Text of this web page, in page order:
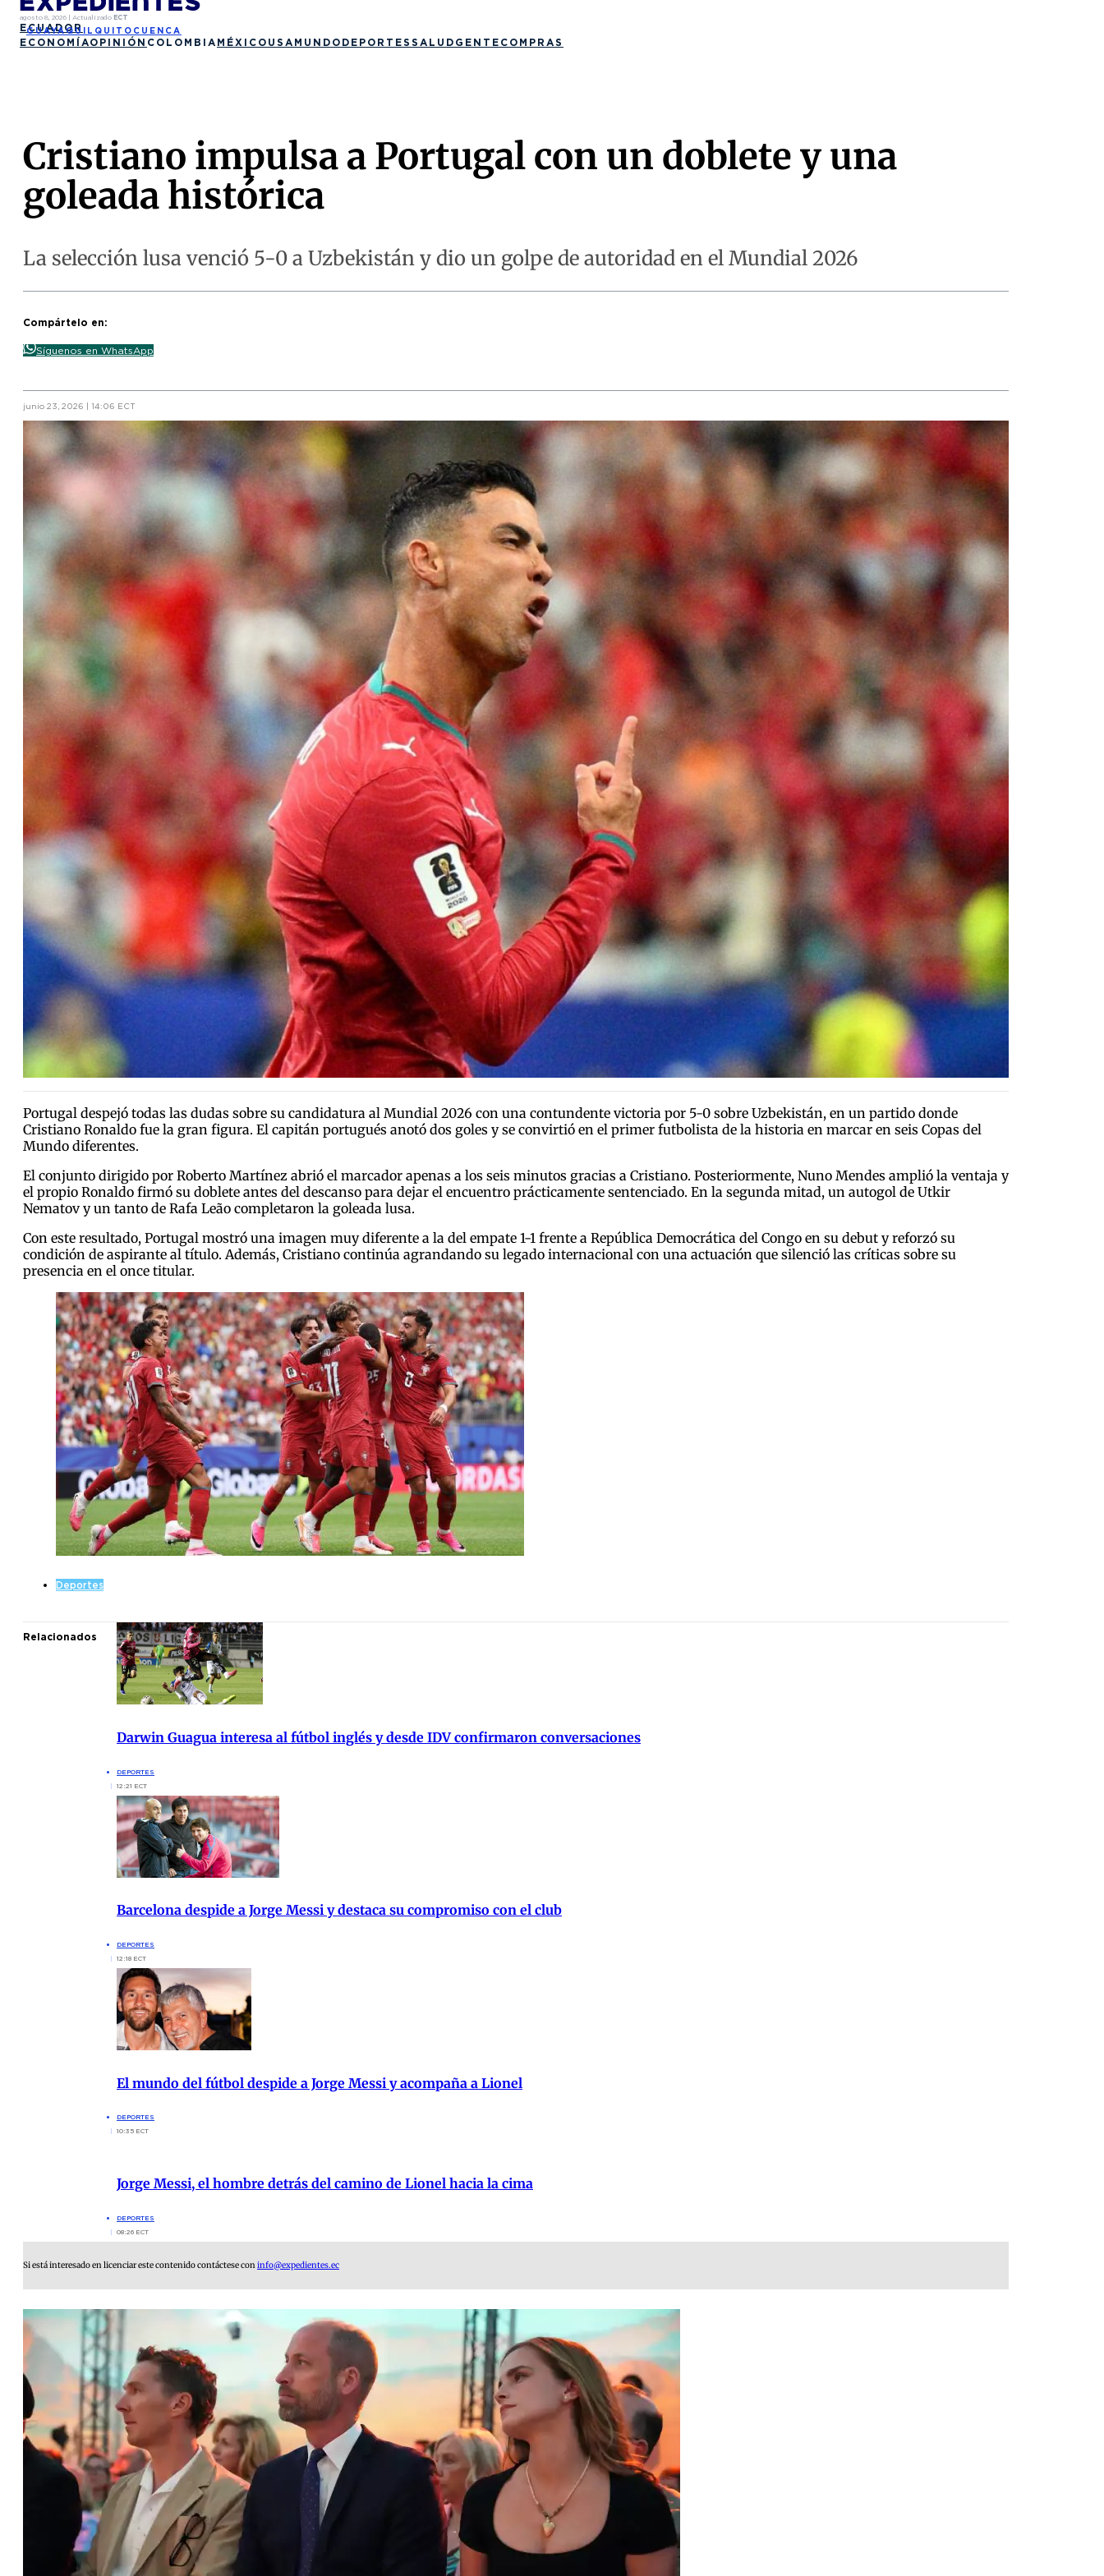
agosto 8, 2026 | Actualizado ECT
ECUADOR
GUAYAQUIL QUITO CUENCA
ECONOMÍAOPINIÓN COLOMBIA MÉXICO USA MUNDO DEPORTES SALUD GENTE COMPRAS
Cristiano impulsa a Portugal con un doblete y una
goleada histórica
La selección lusa venció 5-0 a Uzbekistán y dio un golpe de autoridad en el Mundial 2026
Compártelo en:
Síguenos en WhatsApp
junio 23, 2026 | 14:06 ECT
Portugal despejó todas las dudas sobre su candidatura al Mundial 2026 con una contundente victoria por 5-0 sobre Uzbekistán, en un partido donde
Cristiano Ronaldo fue la gran figura. El capitán portugués anotó dos goles y se convirtió en el primer futbolista de la historia en marcar en seis Copas del
Mundo diferentes.
El conjunto dirigido por Roberto Martínez abrió el marcador apenas a los seis minutos gracias a Cristiano. Posteriormente, Nuno Mendes amplió la ventaja y
el propio Ronaldo firmó su doblete antes del descanso para dejar el encuentro prácticamente sentenciado. En la segunda mitad, un autogol de Utkir
Nematov y un tanto de Rafa Leão completaron la goleada lusa.
Con este resultado, Portugal mostró una imagen muy diferente a la del empate 1-1 frente a República Democrática del Congo en su debut y reforzó su
condición de aspirante al título. Además, Cristiano continúa agrandando su legado internacional con una actuación que silenció las críticas sobre su
presencia en el once titular.
Deportes
Relacionados
Darwin Guagua interesa al fútbol inglés y desde IDV confirmaron conversaciones
DEPORTES
12:21 ECT
Barcelona despide a Jorge Messi y destaca su compromiso con el club
DEPORTES
12:18 ECT
El mundo del fútbol despide a Jorge Messi y acompaña a Lionel
DEPORTES
10:35 ECT
Jorge Messi, el hombre detrás del camino de Lionel hacia la cima
DEPORTES
08:26 ECT
Si está interesado en licenciar este contenido contáctese coninfo@expedientes.ec